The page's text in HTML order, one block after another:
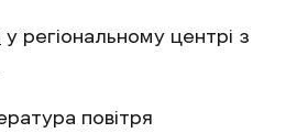
у регіональному центрі з
повітря